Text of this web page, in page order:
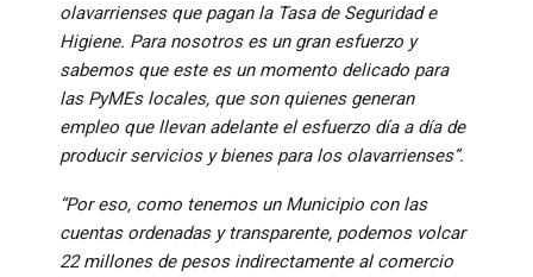
olavarrienses que pagan la Tasa de Seguridad e
Higiene. Para nosotros es un gran esfuerzo y
sabemos que este es un momento delicado para
las PyMEs locales, que son quienes generan
empleo que llevan adelante el esfuerzo día a día de
producir servicios y bienes para los olavarrienses”.
“Por eso, como tenemos un Municipio con las
cuentas ordenadas y transparente, podemos volcar
22 millones de pesos indirectamente al comercio